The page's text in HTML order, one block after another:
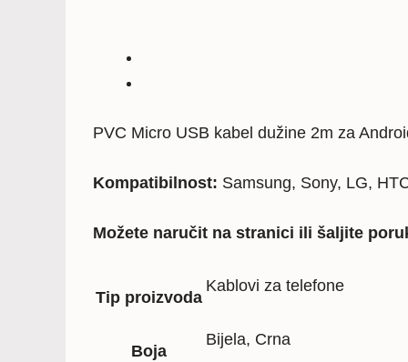
PVC Micro USB kabel dužine 2m za
Kompatibilnost: Samsung, Sony, LG,
Možete naručit na stranici ili šaljite
Tip proizvoda
Kablovi za telefone
Boja
Bijela, Crna